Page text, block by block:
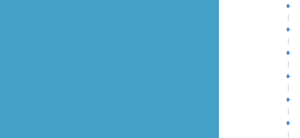
+
+
+
+
+
+